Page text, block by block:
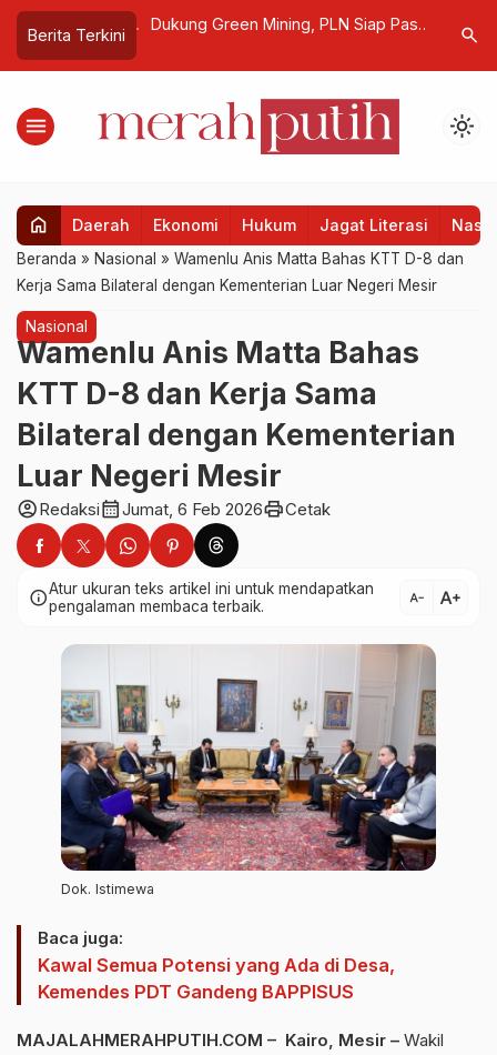
Berita Terkini
Global,
Peluang Industri
Dukung Green Mining, PLN Siap Pasok
MOBIL
search
menu light_mode
home Daerah Ekonomi Hukum Jagat Literasi
Beranda » Nasional » Wamenlu Anis Matta Bahas KTT D-8 dan
Kerja Sama Bilateral dengan Kementerian Luar Negeri Mesir
Nasional
Wamenlu Anis Matta Bahas
KTT D-8 dan Kerja Sama
Bilateral dengan Kementerian
Luar Negeri Mesir
account_circleRedaksicalendar_monthJumat, 6 Feb 2026printCetak
infoAtur ukuran teks artikel ini untuk mendapatkan
pengalaman membaca terbaik.
text_decrease text_increase
Dok. Istimewa
Baca juga:
Kawal Semua Potensi yang Ada di Desa,
Kemendes PDT Gandeng BAPPISUS
MAJALAHMERAHPUTIH.COM – Kairo, Mesir – Wakil